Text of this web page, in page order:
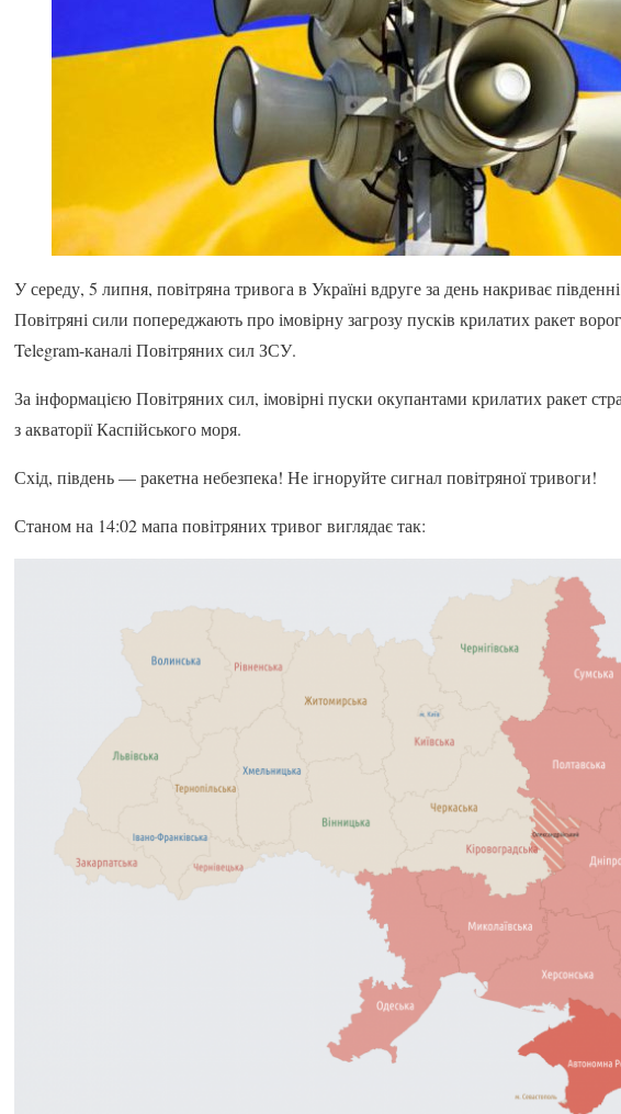
У середу, 5 липня, повітряна тривога в Україні вдруге за день накриває
Повітряні сили попереджають про імовірну загрозу пусків крилатих ракет
Telegram-каналі Повітряних сил ЗСУ.
За інформацією Повітряних сил, імовірні пуски окупантами крилатих ракет
з акваторії Каспійського моря.
Схід, південь — ракетна небезпека! Не ігноруйте сигнал повітряної тривоги!
Станом на 14:02 мапа повітряних тривог виглядає так: